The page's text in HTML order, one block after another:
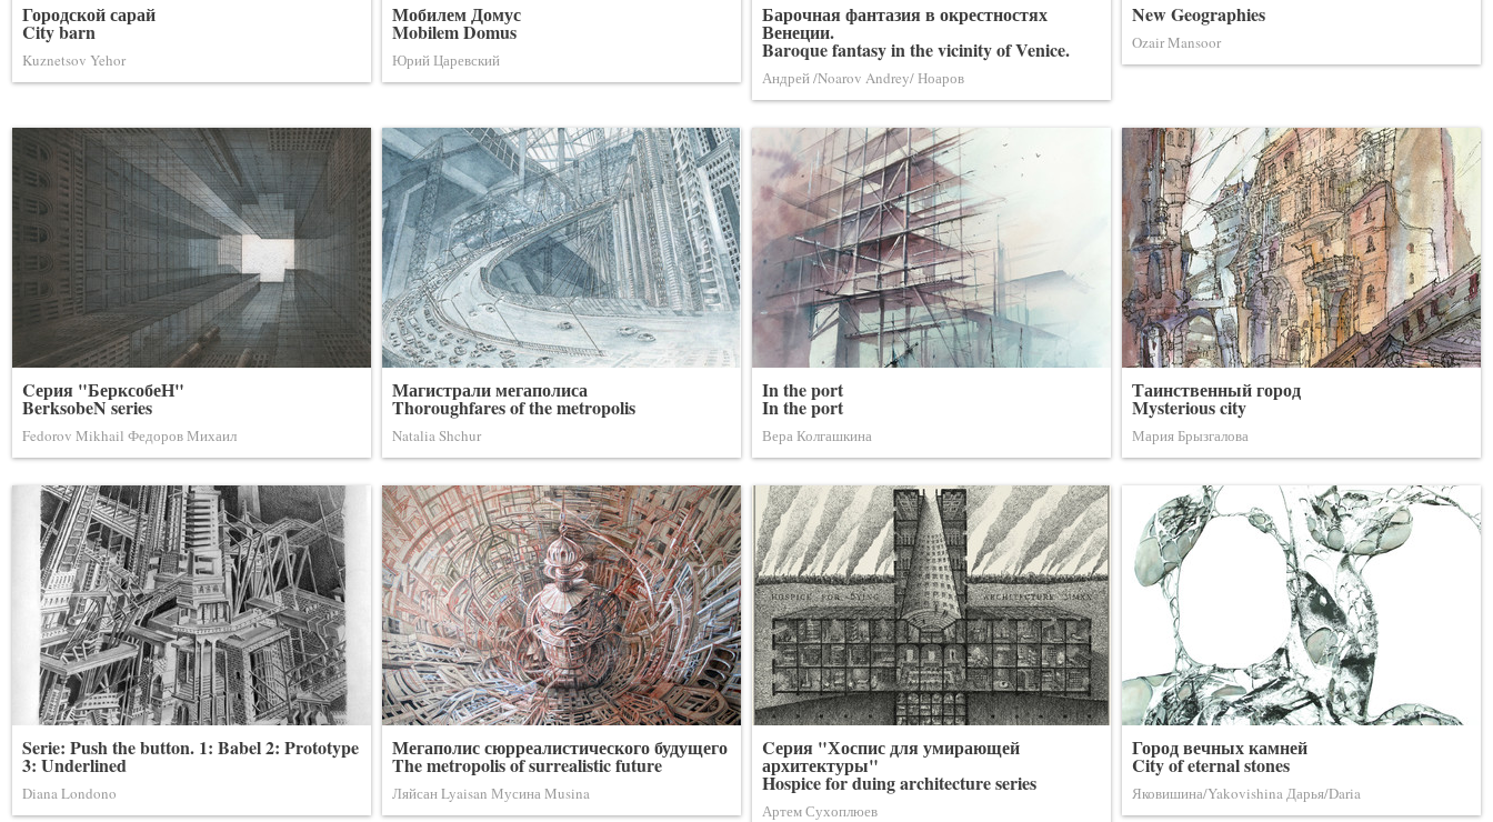
Городской сарай
City barn
Kuznetsov Yehor
Мобилем Домус
Mobilem Domus
Юрий Царевский
Барочная фантазия в окрестностях
Венеции.
Baroque fantasy in the vicinity of Venice.
Андрей /Noarov Andrey/ Ноаров
New Geographies
Ozair Mansoor
Cерия "БерксобеН"
BerksobeN series
Fedorov Mikhail Федоров Михаил
Магистрали мегаполиса
Thoroughfares of the metropolis
Natalia Shchur
In the port
In the port
Вера Колгашкина
Таинственный город
Mysterious city
Мария Брызгалова
Serie: Push the button. 1: Babel 2: Prototype
3: Underlined
Diana Londono
Мегаполис сюрреалистического будущего
The metropolis of surrealistic future
Ляйсан Lyaisan Мусина Musina
Cерия "Хоспис для умирающей
архитектуры"
Hospice for duing architecture series
Артем Сухоплюев
Город вечных камней
City of eternal stones
Яковишина/Yakovishina Дарья/Daria